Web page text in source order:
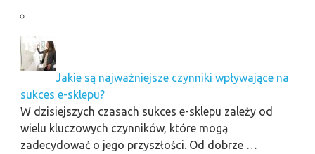
Jakie są najważniejsze czynniki wpływające na
sukces e-sklepu?
W dzisiejszych czasach sukces e-sklepu zależy od
wielu kluczowych czynników, które mogą
zadecydować o jego przyszłości. Od dobrze …